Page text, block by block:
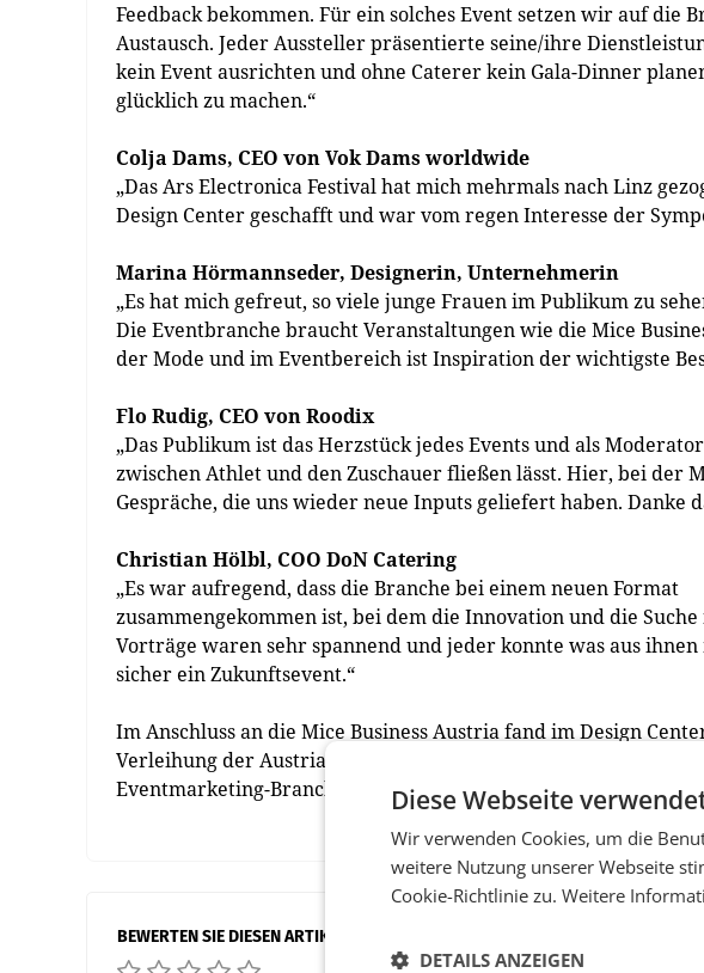
Feedback bekommen. Für ein solches Event setzen wir auf die
Austausch. Jeder Aussteller präsentierte seine/ihre
kein Event ausrichten und ohne Caterer kein Gala-Dinner
glücklich zu machen.“
Colja Dams, CEO von Vok Dams worldwide
„Das Ars Electronica Festival hat mich mehrmals nach Linz
Design Center geschafft und war vom regen Interesse der
Marina Hörmannseder, Designerin, Unternehmerin
„Es hat mich gefreut, so viele junge Frauen im Publikum zu
Die Eventbranche braucht Veranstaltungen wie die Mice
der Mode und im Eventbereich ist Inspiration der wichtigste
Flo Rudig, CEO von Roodix
„Das Publikum ist das Herzstück jedes Events und als
zwischen Athlet und den Zuschauer fließen lässt. Hier, bei der
Gespräche, die uns wieder neue Inputs geliefert haben. Danke
Christian Hölbl, COO DoN Catering
„Es war aufregend, dass die Branche bei einem neuen Format
zusammengekommen ist, bei dem die Innovation und die
Vorträge waren sehr spannend und jeder konnte was aus
sicher ein Zukunftsevent.“
Im Anschluss an die Mice Business Austria fand im Design
Verleihung der Austrian Event Awards statt. Einen
Eventmarketing-Branche gibt es in der Printausgabe am 19.
BEWERTEN SIE DIESEN ARTIKEL
Diese Webseite
Wir verwenden Cookies, um die
weitere Nutzung unserer Webseite
Cookie-Richtlinie zu. Weitere
DETAILS ANZEIGEN